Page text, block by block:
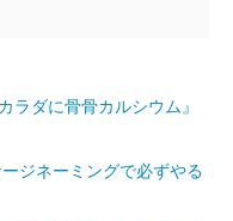
ラダに骨骨カルシウム』
ジネーミングで必ずやる